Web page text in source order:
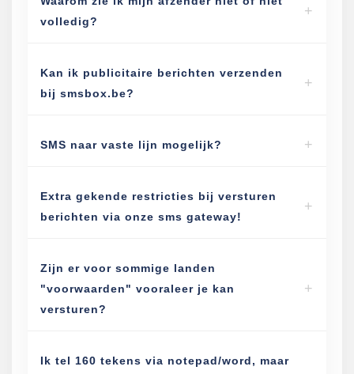
volledig?
Kan ik publicitaire berichten verzenden
bij smsbox.be?
SMS naar vaste lijn mogelijk?
Extra gekende restricties bij versturen
berichten via onze sms gateway!
Zijn er voor sommige landen
"voorwaarden" vooraleer je kan
versturen?
Ik tel 160 tekens via notepad/word, maar